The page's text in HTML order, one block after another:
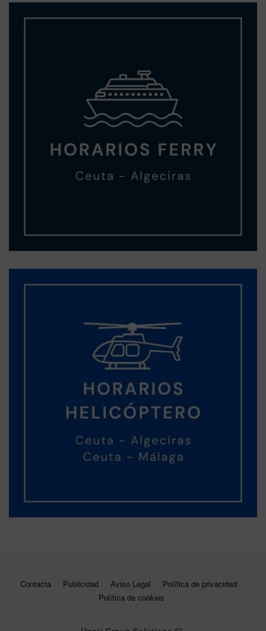
Contacta Publicidad Aviso Legal
Política de privacidad
Política de cookies